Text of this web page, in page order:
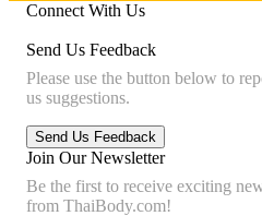
Connect With Us
Send Us Feedback
Please use the button below to
us suggestions.
Join Our Newsletter
Be the first to receive exciting
from ThaiBody.com!